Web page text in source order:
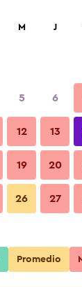
M J
5 6
12 13
19 20
26 27
Promedio